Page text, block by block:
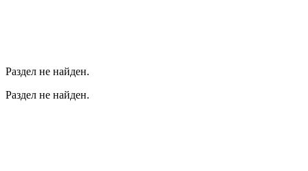
Раздел не найден.
Раздел не найден.